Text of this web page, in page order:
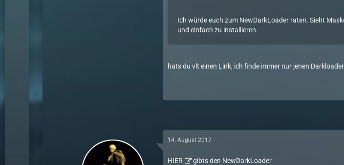
Ich würde euch zum NewDarkLoader raten. Sieht
und einfach zu installieren.
hats du vlt einen Link, ich finde immer nur jenen
14. August 2017
HIER gibts den NewDarkLoader